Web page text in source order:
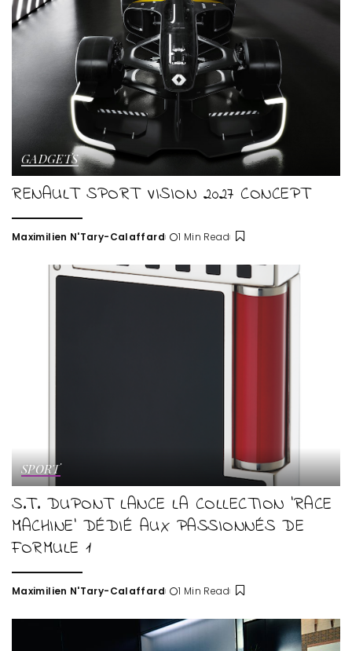
GADGETS
RENAULT SPORT VISION 2027 CONCEPT
Posted
Maximilien N'Tary-Calaffard 1 Min Read
SPORT
S.T. DUPONT LANCE LA COLLECTION ‘RACE
MACHINE’ DÉDIÉ AUX PASSIONNÉS DE
FORMULE 1
Posted
Maximilien N'Tary-Calaffard 1 Min Read